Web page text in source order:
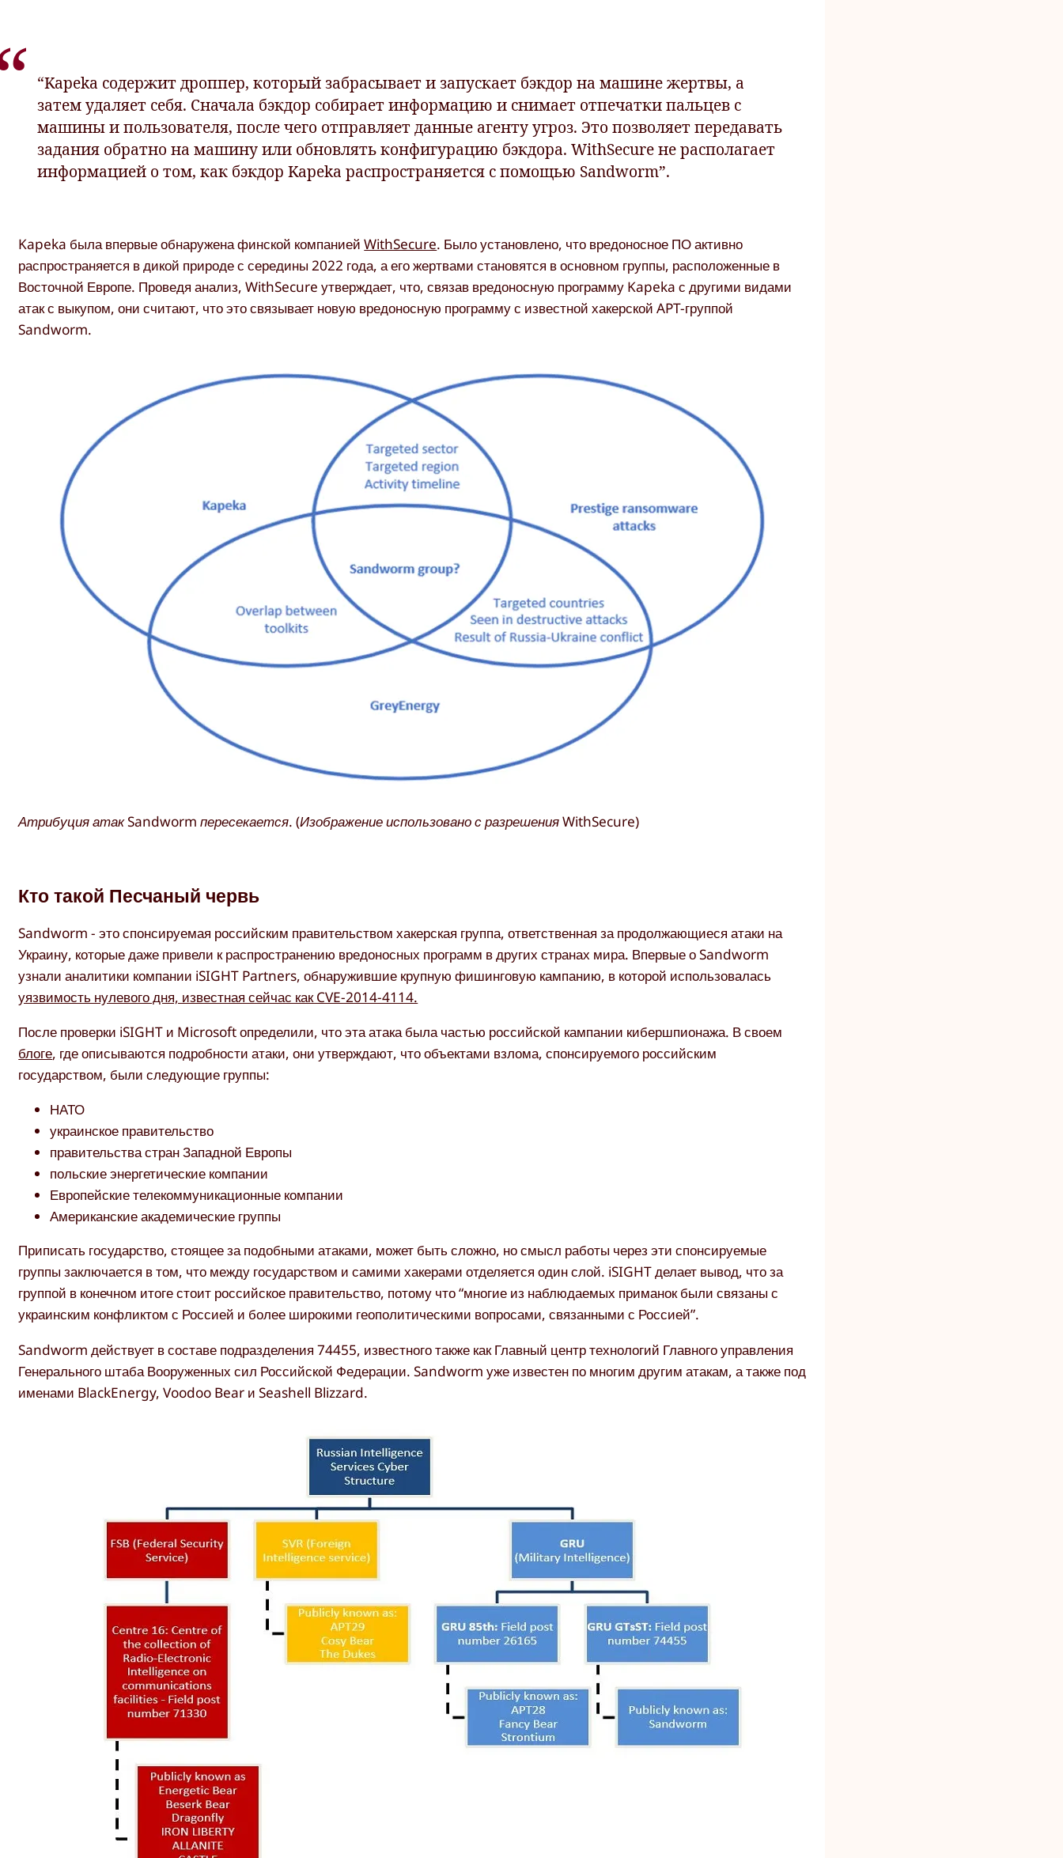
“Kapeka содержит дроппер, который забрасывает и запускает бэкдор на машине жертвы, а
затем удаляет себя. Сначала бэкдор собирает информацию и снимает отпечатки пальцев с
машины и пользователя, после чего отправляет данные агенту угроз. Это позволяет передавать
задания обратно на машину или обновлять конфигурацию бэкдора. WithSecure не располагает
информацией о том, как бэкдор Kapeka распространяется с помощью Sandworm”.
Kapeka была впервые обнаружена финской компаниейWithSecure. Было установлено, что вредоносное ПО активно
распространяется в дикой природе с середины 2022 года, а его жертвами становятся в основном группы, расположенные в
Восточной Европе. Проведя анализ, WithSecure утверждает, что, связав вредоносную программу Kapeka с другими видами
атак с выкупом, они считают, что это связывает новую вредоносную программу с известной хакерской APT-группой
Sandworm.
Атрибуция атак Sandworm пересекается. (Изображение использовано с разрешения WithSecure)
Кто такой Песчаный червь
Sandworm - это спонсируемая российским правительством хакерская группа, ответственная за продолжающиеся атаки на
Украину, которые даже привели к распространению вредоносных программ в других странах мира. Впервые о Sandworm
узнали аналитики компании iSIGHT Partners, обнаружившие крупную фишинговую кампанию, в которой использовалась
уязвимость нулевого дня, известная сейчас как CVE-2014-4114.
После проверки iSIGHT и Microsoft определили, что эта атака была частью российской кампании кибершпионажа. В своем
блоге, где описываются подробности атаки, они утверждают, что объектами взлома, спонсируемого российским
государством, были следующие группы:
НАТО
украинское правительство
правительства стран Западной Европы
польские энергетические компании
Европейские телекоммуникационные компании
Американские академические группы
Приписать государство, стоящее за подобными атаками, может быть сложно, но смысл работы через эти спонсируемые
группы заключается в том, что между государством и самими хакерами отделяется один слой. iSIGHT делает вывод, что за
группой в конечном итоге стоит российское правительство, потому что “многие из наблюдаемых приманок были связаны с
украинским конфликтом с Россией и более широкими геополитическими вопросами, связанными с Россией”.
Sandworm действует в составе подразделения 74455, известного также как Главный центр технологий Главного управления
Генерального штаба Вооруженных сил Российской Федерации. Sandworm уже известен по многим другим атакам, а также под
именами BlackEnergy, Voodoo Bear и Seashell Blizzard.